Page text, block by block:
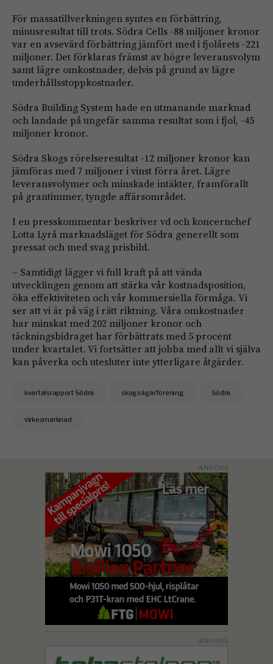
För massatillverkningen syntes en förbättring,
minusresultat till trots. Södra Cells -88 miljoner kronor
var en avsevärd förbättring jämfört med i fjolårets -221
miljoner. Det förklaras främst av högre leveransvolym
samt lägre omkostnader, delvis på grund av lägre
underhållsstoppkostnader.
Södra Building System hade en utmanande marknad
och landade på ungefär samma resultat som i fjol, -45
miljoner kronor.
Södra Skogs rörelseresultat -12 miljoner kronor kan
jämföras med 7 miljoner i vinst förra året. Lägre
leveransvolymer och minskade intäkter, framförallt
på grantimmer, tyngde affärsområdet.
I en presskommentar beskriver vd och koncernchef
Lotta Lyrå marknadsläget för Södra generellt som
pressat och med svag prisbild.
– Samtidigt lägger vi full kraft på att vända
utvecklingen genom att stärka vår kostnadsposition,
öka effektiviteten och vår kommersiella förmåga. Vi
ser att vi är på väg i rätt riktning. Våra omkostnader
har minskat med 202 miljoner kronor och
täckningsbidraget har förbättrats med 5 procent
under kvartalet. Vi fortsätter att jobba med allt vi själva
kan påverka och utesluter inte ytterligare åtgärder.
kvartalsrapport Södra skogsägarförening Södra
virkesmarknad